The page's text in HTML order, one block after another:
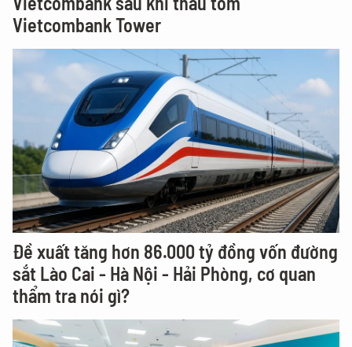
Vietcombank Tower
Đề xuất tăng hơn 86.000 tỷ đồng vốn đường
sắt Lào Cai - Hà Nội - Hải Phòng, cơ quan
thẩm tra nói gì?